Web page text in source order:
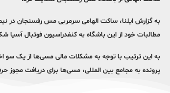
به گزارش ایلنا، ساکت الهامی سرمربی مس رفسنجان در
مطالبات خود از این باشگاه به کنفدراسیون فوتبال آسیا
به این ترتیب با توجه به مشکلات مالی مسی‌ها از یک سو
پرونده به مجامع بین المللی، مسی‌ها برای دریافت مجوز